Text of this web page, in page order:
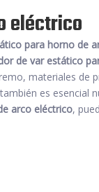
eléctrico
para horno de
de var estático
materiales de
es esencial
arco eléctrico,